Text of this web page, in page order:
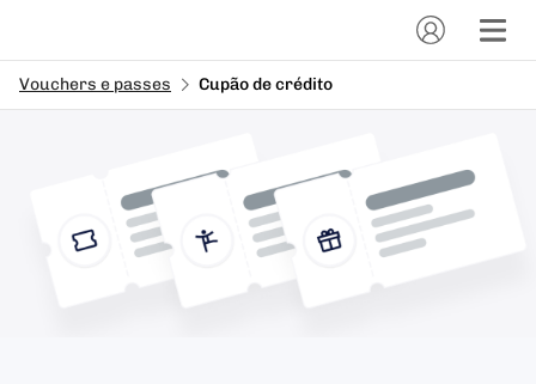
Vouchers e passes Cupão de crédito